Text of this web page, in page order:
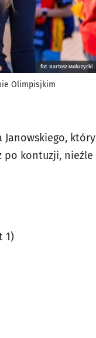
fot. Bartosz Mokrzycki
Olimpisjkim
Janowskiego, który
po kontuzji, nieźle
1)